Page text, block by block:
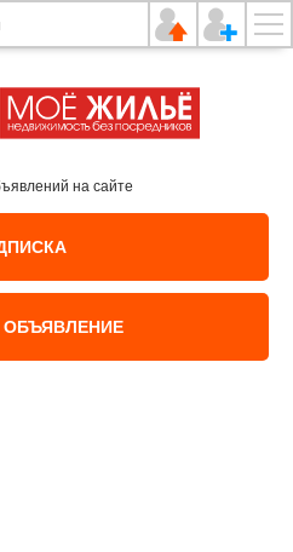
на сайте
ОБЪЯВЛЕНИЕ